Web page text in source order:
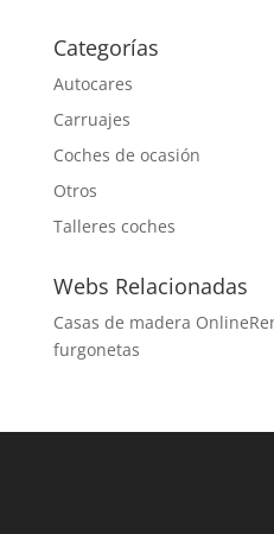
Categorías
Autocares
Carruajes
Coches de ocasión
Otros
Talleres coches
Webs Relacionadas
Casas de madera Online
furgonetas